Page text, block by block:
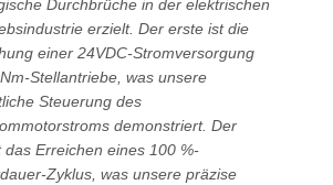
Durchbrüche in der elektrischen
erzielt. Der erste ist die
einer 24VDC-Stromversorgung
Stellantriebe, was unsere
Steuerung des
demonstriert. Der
das Erreichen eines 100 %-
Zyklus, was unsere präzise